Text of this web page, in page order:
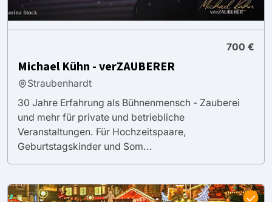
700 €
Michael Kühn - verZAUBERER
Straubenhardt
30 Jahre Erfahrung als Bühnenmensch - Zauberei
und mehr für private und betriebliche
Veranstaltungen. Für Hochzeitspaare,
Geburtstagskinder und Som...